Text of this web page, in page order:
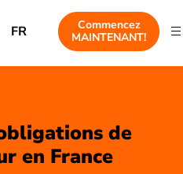
FR
Commencez
MAINTENANT!
de
en France